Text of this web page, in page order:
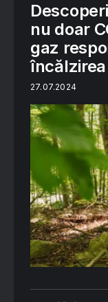
nu doar
gaz
27.07.2024